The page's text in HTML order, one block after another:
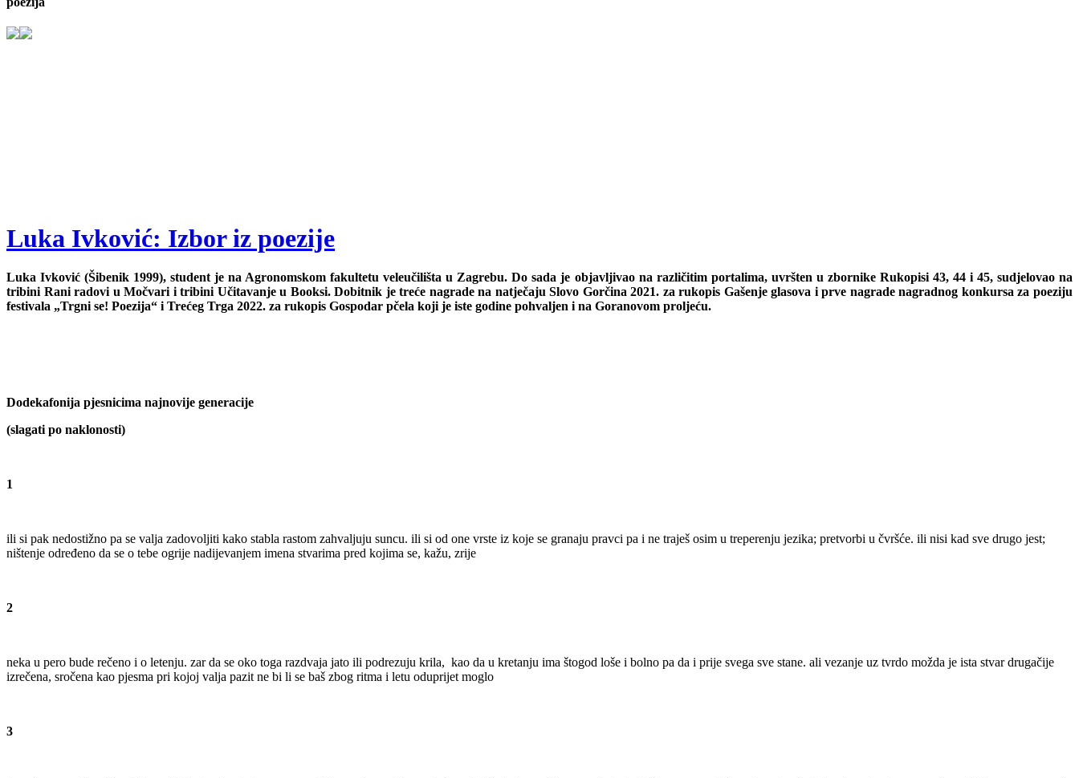
Luka Ivković: Izbor iz poezije
Luka Ivković (Šibenik 1999), student je na Agronomskom fakultetu veleučilišta u Zagrebu. Do sada je objavljivao na različitim portalima, uvršten u zbornike Rukopisi 43, 44 i 45, sudjelovao na
tribini Rani radovi u Močvari i tribini Učitavanje u Booksi. Dobitnik je treće nagrade na natječaju Slovo Gorčina 2021. za rukopis Gašenje glasova i prve nagrade nagradnog konkursa za poeziju
festivala „Trgni se! Poezija“ i Trećeg Trga 2022. za rukopis Gospodar pčela koji je iste godine pohvaljen i na Goranovom proljeću.
Dodekafonija pjesnicima najnovije generacije
(slagati po naklonosti)
1
ili si pak nedostižno pa se valja zadovoljiti kako stabla rastom zahvaljuju suncu. ili si od one vrste iz koje se granaju pravci pa i ne traješ osim u treperenju jezika; pretvorbi u čvršće. ili nisi kad sve drugo jest;
ništenje određeno da se o tebe ogrije nadijevanjem imena stvarima pred kojima se, kažu, zrije
2
neka u pero bude rečeno i o letenju. zar da se oko toga razdvaja jato ili podrezuju krila, kao da u kretanju ima štogod loše i bolno pa da i prije svega sve stane. ali vezanje uz tvrdo možda je ista stvar drugačije
izrečena, sročena kao pjesma pri kojoj valja pazit ne bi li se baš zbog ritma i letu oduprijet moglo
3